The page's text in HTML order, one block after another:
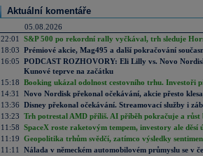
Aktuální komentáře
05.08.2026
22:01
S&P 500 po rekordní rally vyčkával, trh sleduje
18:03 Prémiové akcie, Mag495 a další pokračování
16:05 PODCAST ROZHOVORY: Eli Lilly vs. Novo
Kunové teprve na začátku
15:18 Booking ukázal odolnost cestovního trhu. Investoři
14:31
Novo Nordisk překonal očekávání, akcie přesto
13:36 Disney překonal očekávání. Streamovací služby i
13:23 Trh potrestal AMD příliš. AI příběh pokračuje a růst
11:58 SpaceX roste raketovým tempem, investory ale děsí
11:19 Geopolitika trhům svědčí, zatímco výsledky
11:11
Nálada v německém automobilovém průmyslu se v